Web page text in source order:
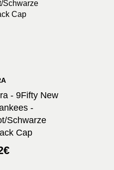
- 9Fifty New
-
Schwarze
Cap
€